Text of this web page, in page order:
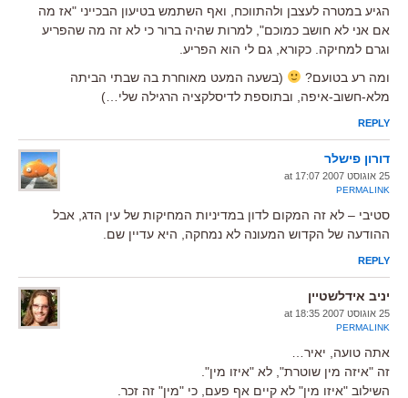
הגיע במטרה לעצבן ולהתווכח, ואף השתמש בטיעון הבכייני "אז מה
אם אני לא חושב כמוכם", למרות שהיה ברור כי לא זה מה שהפריע
וגרם למחיקה. כקורא, גם לי הוא הפריע.
ומה רע בטועם?
(בשעה המעט מאוחרת בה שבתי הביתה
מלא-חשוב-איפה, ובתוספת לדיסלקציה הרגילה שלי…)
REPLY
דורון פישלר
25 אוגוסט 2007 at 17:07
PERMALINK
סטיבי – לא זה המקום לדון במדיניות המחיקות של עין הדג, אבל
ההודעה של הקדוש המעונה לא נמחקה, היא עדיין שם.
REPLY
יניב אידלשטיין
25 אוגוסט 2007 at 18:35
PERMALINK
אתה טועה, יאיר…
זה "איזה מין שוטרת", לא "איזו מין".
השילוב "איזו מין" לא קיים אף פעם, כי "מין" זה זכר.